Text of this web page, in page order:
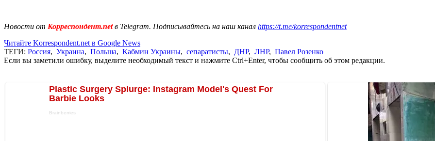
Новости от Корреспондент.netв Telegram. Подписывайтесь на наш канал https://t.me/korrespondentnet
Читайте Korrespondent.net в Google News
ТЕГИ: Россия, Украина, Польша, Кабмин Украины, сепаратисты, ДНР, ЛНР, Павел Розенко
Если вы заметили ошибку, выделите необходимый текст и нажмите Ctrl+Enter, чтобы сообщить об этом редакции.